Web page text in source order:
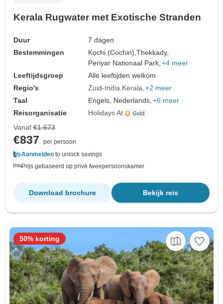
Kerala Rugwater met Exotische Stranden
Duur
7 dagen
Bestemmingen
Kochi (Cochin),Thekkady,
Periyar Nationaal Park, +4 meer
Leeftijdsgroep
Alle leeftijden welkom
Regio's
Zuid-India Kerala +2 meer
Taal
Engels, Nederlands, +6 meer
Reisorganisatie
Holidays At
Vanaf €1.673
€837
per persoon
Aanmelden to unlock savings
Prijs gebaseerd op privé tweepersoonskamer
Bekijk reis
Download brochure
50% korting